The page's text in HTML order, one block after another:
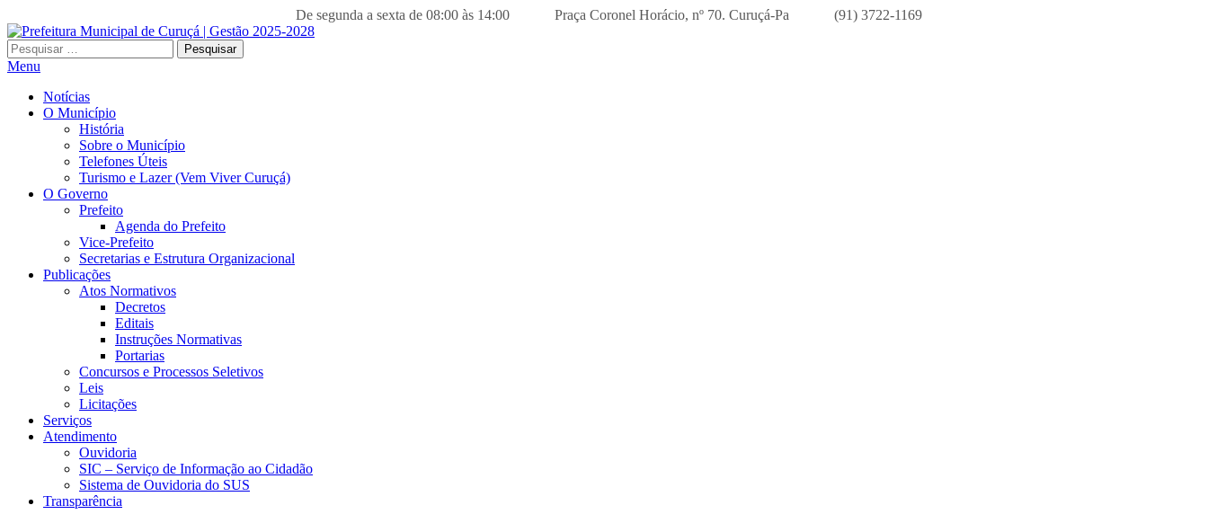
De segunda a sexta de 08:00 às 14:00 Praça Coronel Horácio, nº 70. Curuçá-Pa (91) 3722-1169
Pesquisar
por:
Menu
Notícias
O Município
História
Sobre o Município
Telefones Úteis
Turismo e Lazer (Vem Viver Curuçá)
O Governo
Prefeito
Agenda do Prefeito
Vice-Prefeito
Secretarias e Estrutura Organizacional
Publicações
Atos Normativos
Decretos
Editais
Instruções Normativas
Portarias
Concursos e Processos Seletivos
Leis
Licitações
Serviços
Atendimento
Ouvidoria
SIC – Serviço de Informação ao Cidadão
Sistema de Ouvidoria do SUS
Transparência